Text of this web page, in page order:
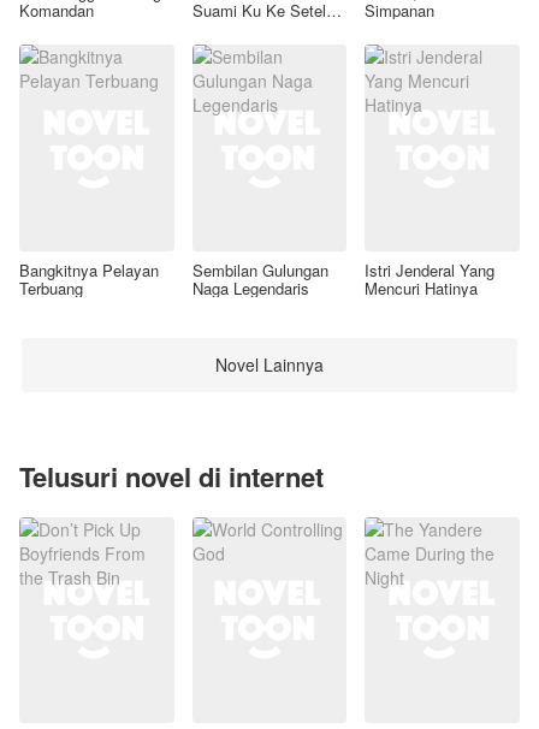
Komandan Suami Ku Ke Setelan Simpanan
Bangkitnya Pelayan
Terbuang
Sembilan Gulungan
Naga Legendaris
Istri Jenderal Yang
Mencuri Hatinya
Novel Lainnya
Telusuri novel di internet